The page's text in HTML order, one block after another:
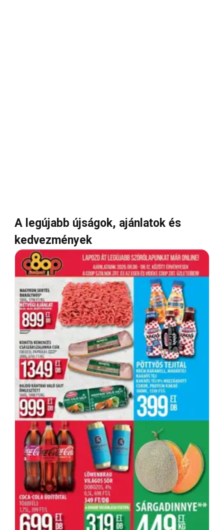
A legújabb újságok, ajánlatok és
kedvezmények